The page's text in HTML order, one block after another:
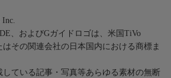
Inc.
、およびGガイドロゴは、米国TiVo
はその関連会社の日本国内における商標ま
している記事・写真等あらゆる素材の無断